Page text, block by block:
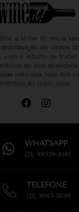
a Wine it! inicia
de vinhos
com o intuito de trazer
de boa
vinícolas fora dos
tradicional.
WHATSAPP
(21) 98539-8181
TELEFONE
(21) 3085-3039